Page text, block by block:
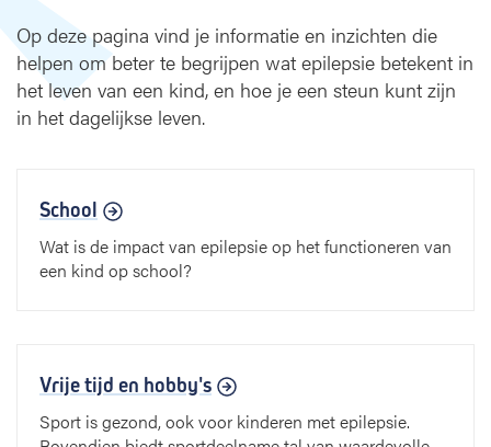
r
m
a
t
r
Op deze pagina vind je informatie en inzichten die
helpen om beter te begrijpen wat epilepsie betekent in
het leven van een kind, en hoe je een steun kunt zijn
in het dagelijkse leven.
School
Wat is de impact van epilepsie op het functioneren van
een kind op school?
Vrije tijd en hobby's
Sport is gezond, ook voor kinderen met epilepsie.